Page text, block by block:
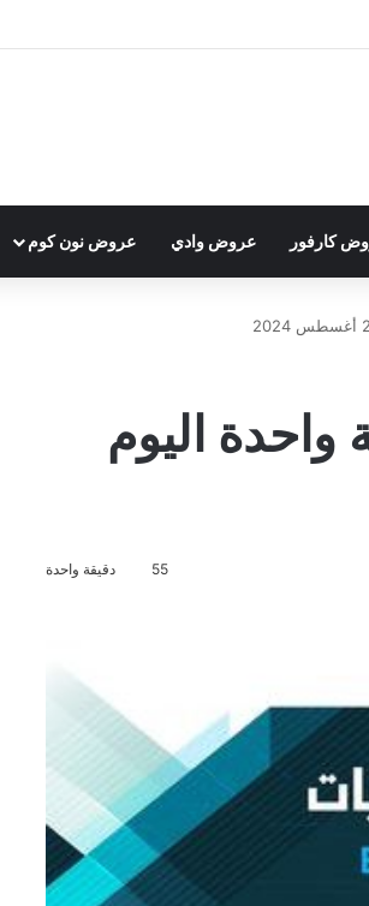
كارفور عروض وادي عروض نون كوم
واحدة اليوم
55 دقيقة واحدة